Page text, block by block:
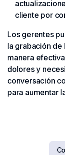
cliente por
Los gerentes
la grabación de
manera
dolores y
conversación
para aumentar